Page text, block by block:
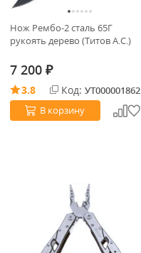
Нож Рембо-2 сталь 65Г
рукоять дерево (Титов А.С.)
7 200 ₽
3.8 Код: УТ000001862
В корзину